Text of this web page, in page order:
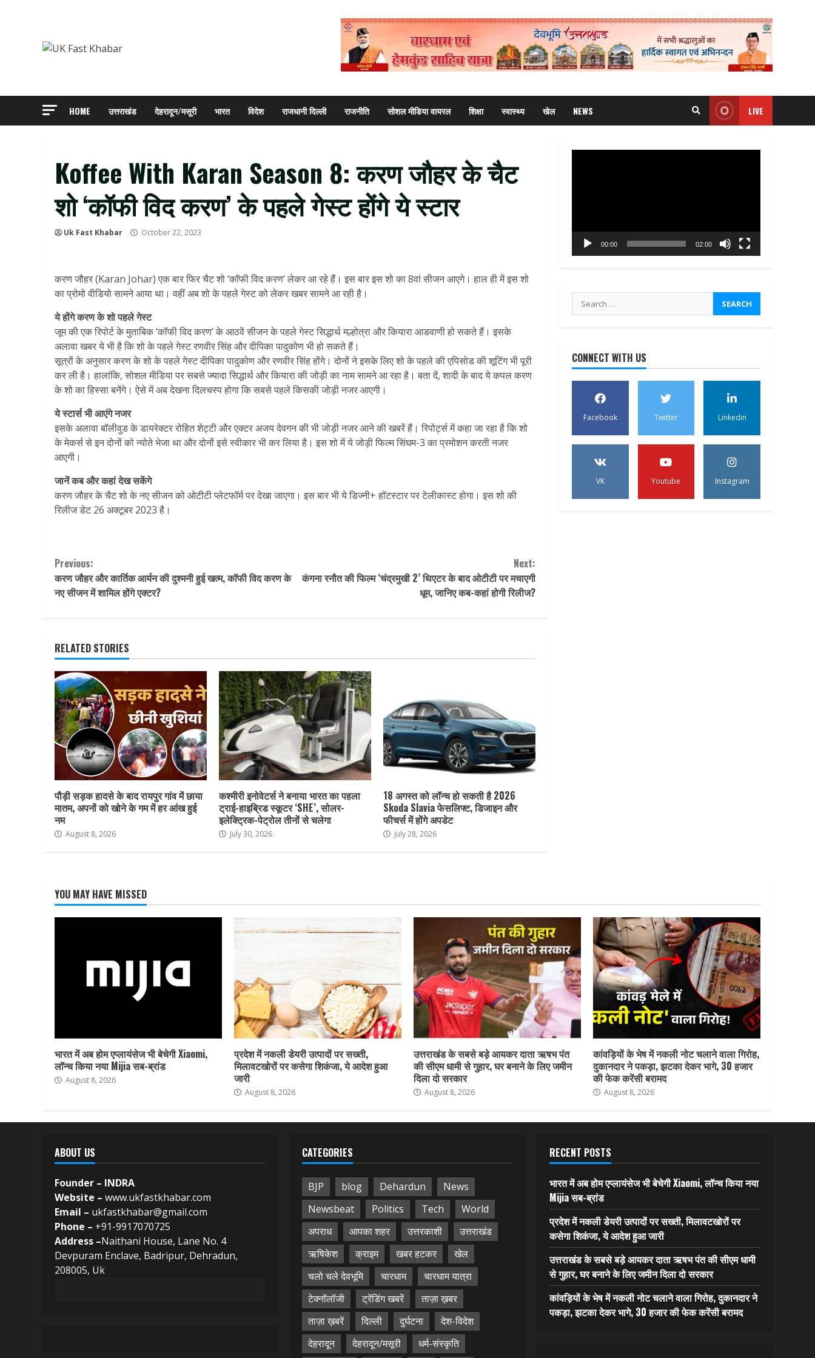
HOME उत्तराखंड देहरादून/मसूरी भारत विदेश राजधानी दिल्ली राजनीति सोशल मीडिया वायरल शिक्षा स्वास्थ्य खेल NEWS LIVE
Koffee With Karan Season 8: करण जौहर के चैट
शो ‘कॉफी विद करण’ के पहले गेस्ट होंगे ये स्टार
Uk Fast Khabar October 22, 2023
करण जौहर (Karan Johar) एक बार फिर चैट शो ‘कॉफी विद करण’ लेकर आ रहे हैं। इस बार इस शो का 8वां सीजन आएगे। हाल ही में इस शो
का प्रोमो वीडियो सामने आया था। वहीं अब शो के पहले गेस्ट को लेकर खबर सामने आ रही है।
ये होंगे करण के शो पहले गेस्ट
जूम की एक रिपोर्ट के मुताबिक ‘कॉफी विद करण’ के आठवें सीजन के पहले गेस्ट सिद्धार्थ मल्होत्रा और कियारा आडवाणी हो सकते हैं। इसके
अलावा खबर ये भी है कि शो के पहले गेस्ट रणवीर सिंह और दीपिका पादुकोण भी हो सकते हैं।
सूत्रों के अनुसार करण के शो के पहले गेस्ट दीपिका पादुकोण और रणवीर सिंह होंगे। दोनों ने इसके लिए शो के पहले की एपिसोड की शूटिंग भी पूरी
कर ली है। हालांकि, सोशल मीडिया पर सबसे ज्यादा सिद्धार्थ और कियारा की जोड़ी का नाम सामने आ रहा है। बता दें, शादी के बाद ये कपल करण
के शो का हिस्सा बनेंगे। ऐसे में अब देखना दिलचस्प होगा कि सबसे पहले किसकी जोड़ी नजर आएगी।
ये स्टार्स भी आएंगे नजर
इसके अलावा बॉलीवुड के डायरेक्टर रोहित शेट्टी और एक्टर अजय देवगन की भी जोड़ी नजर आने की खबरें हैं। रिपोर्ट्स में कहा जा रहा है कि शो
के मेकर्स से इन दोनों को न्योते भेजा था और दोनों इसे स्वीकार भी कर लिया है। इस शो में ये जोड़ी फिल्म सिंघम-3 का प्रमोशन करती नजर
आएगी।
जानें कब और कहां देख सकेंगे
करण जौहर के चैट शो के नए सीजन को ओटीटी प्लेटफॉर्म पर देखा जाएगा। इस बार भी ये डिज्नी+ हॉटस्टार पर टेलीकास्ट होगा। इस शो की
रिलीज डेट 26 अक्टूबर 2023 है।
Continue
Reading
Previous:
करण जौहर और कार्तिक आर्यन की दुश्मनी हुई खत्म, कॉफी विद करण के
नए सीजन में शामिल होंगे एक्टर?
Next:
कंगना रनौत की फिल्म ‘चंद्रमुखी 2’ थिएटर के बाद ओटीटी पर मचाएगी
धूम, जानिए कब-कहां होगी रिलीज?
RELATED STORIES
पौड़ी सड़क हादसे के बाद रायपुर गांव में छाया
मातम, अपनों को खोने के गम में हर आंख हुई
नम
August 8, 2026
कश्मीरी इनोवेटर्स ने बनाया भारत का पहला
ट्राई-हाइब्रिड स्कूटर ‘SHE’, सोलर-
इलेक्ट्रिक-पेट्रोल तीनों से चलेगा
July 30, 2026
18 अगस्त को लॉन्च हो सकती है 2026
Skoda Slavia फेसलिफ्ट, डिजाइन और
फीचर्स में होंगे अपडेट
July 28, 2026
00:00 02:00
Search
for:
CONNECT WITH US
Facebook Twitter Linkedin
VK Youtube Instagram
YOU MAY HAVE MISSED
भारत में अब होम एप्लायंसेज भी बेचेगी Xiaomi,
लॉन्च किया नया Mijia सब-ब्रांड
August 8, 2026
प्रदेश में नकली डेयरी उत्पादों पर सख्ती,
मिलावटखोरों पर कसेगा शिकंजा, ये आदेश हुआ
जारी
August 8, 2026
उत्तराखंड के सबसे बड़े आयकर दाता ऋषभ पंत
की सीएम धामी से गुहार, घर बनाने के लिए जमीन
दिला दो सरकार
August 8, 2026
कांवड़ियों के भेष में नकली नोट चलाने वाला गिरोह,
दुकानदार ने पकड़ा, झटका देकर भागे, 30 हजार
की फेक करेंसी बरामद
August 8, 2026
ABOUT US
Founder – INDRA
Website – www.ukfastkhabar.com
Email – ukfastkhabar@gmail.com
Phone – +91-9917070725
Address –Naithani House, Lane No. 4
Devpuram Enclave, Badripur, Dehradun,
208005, Uk
CATEGORIES
BJP blog Dehardun
News
Newsbeat
Politics Tech
World
अपराध
आपका शहर उत्तरकाशी
उत्तराखंड
ऋषिकेश
क्राइम खबर हटकर
खेल
चलो चले देवभूमि
चारधाम
चारधाम यात्रा
टेक्नॉलॉजी
ट्रेंडिंग खबरें
ताज़ा ख़बर
ताज़ा ख़बरें
दिल्ली दुर्घटना
देश-विदेश
देहरादून
देहरादून/मसूरी धर्म-संस्कृति
RECENT POSTS
भारत में अब होम एप्लायंसेज भी बेचेगी Xiaomi, लॉन्च किया नया
Mijia सब-ब्रांड
प्रदेश में नकली डेयरी उत्पादों पर सख्ती, मिलावटखोरों पर
कसेगा शिकंजा, ये आदेश हुआ जारी
उत्तराखंड के सबसे बड़े आयकर दाता ऋषभ पंत की सीएम धामी
से गुहार, घर बनाने के लिए जमीन दिला दो सरकार
कांवड़ियों के भेष में नकली नोट चलाने वाला गिरोह, दुकानदार ने
पकड़ा, झटका देकर भागे, 30 हजार की फेक करेंसी बरामद